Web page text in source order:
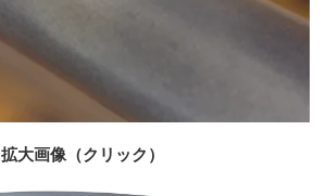
拡大画像（クリック）